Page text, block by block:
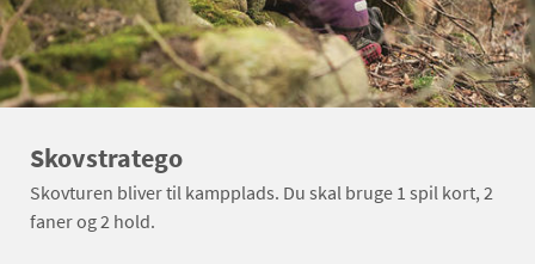
Skovstratego
Skovturen bliver til kampplads. Du skal bruge 1 spil kort, 2
faner og 2 hold.